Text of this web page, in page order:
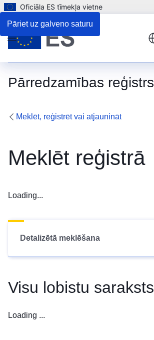
Pāriet uz galveno saturu
Oficiāla ES tīmekļa vietne
Pārredzamības reģistrs
Menu
Meklēt, reģistrēt vai atjaunināt
Meklēt reģistrā
Loading...
Detalizētā meklēšana
Visu lobistu saraksts
Loading ...